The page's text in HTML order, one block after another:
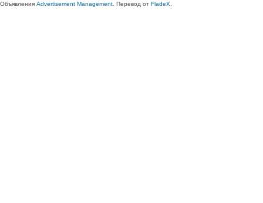
Объявления Advertisement Management . Перевод от FladeX